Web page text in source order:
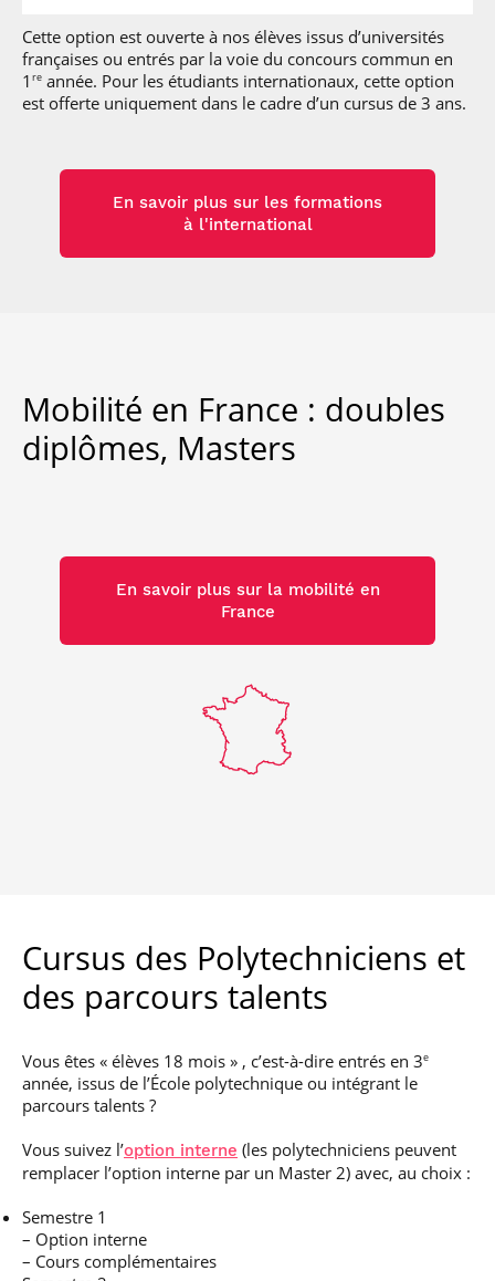
Cette option est ouverte à nos élèves issus d’universités
françaises ou entrés par la voie du concours commun en
1 re année. Pour les étudiants internationaux, cette option
est offerte uniquement dans le cadre d’un cursus de 3 ans.
En savoir plus sur les formations
à l'international
Mobilité en France : doubles
diplômes, Masters
En savoir plus sur la mobilité en
France
Cursus des Polytechniciens et
des parcours talents
Vous êtes « élèves 18 mois » , c’est-à-dire entrés en 3e
année, issus de l’École polytechnique ou intégrant le
parcours talents ?
Vous suivez l’option interne (les polytechniciens peuvent
remplacer l’option interne par un Master 2) avec, au choix :
Semestre 1
– Option interne
– Cours complémentaires